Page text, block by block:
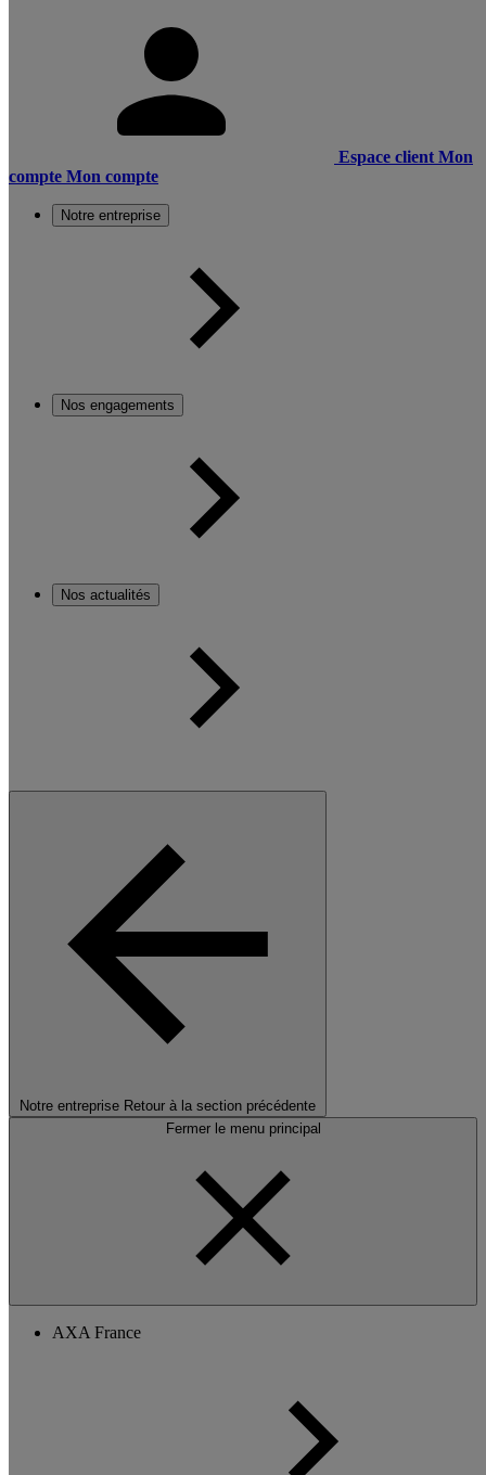
Espace client Mon
compte Mon compte
Notre entreprise
Nos engagements
Nos actualités
Notre entreprise Retour à la section précédente
Fermer le menu principal
AXA France